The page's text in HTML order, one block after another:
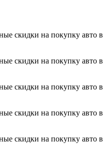
скидки на покупку авто в
скидки на покупку авто в
скидки на покупку авто в
скидки на покупку авто в
скидки на покупку авто в